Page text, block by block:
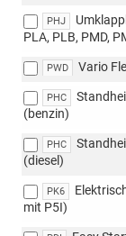
PHJ
PLA, PLB, PMD,
PWD Vario
PHC
(benzin)
PHC
(diesel)
PK6
mit P5I)